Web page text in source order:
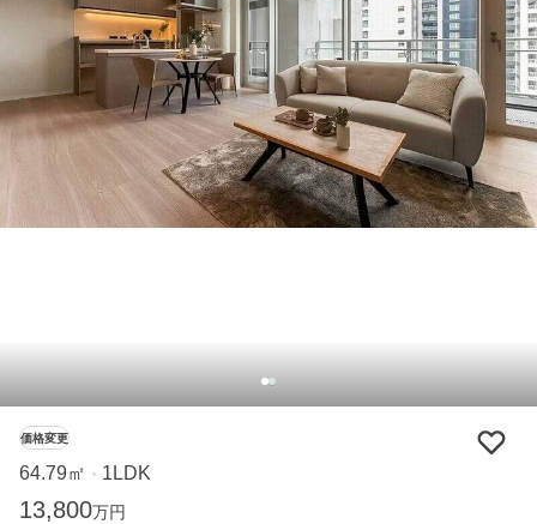
価格変更
64.79㎡ ・ 1LDK
13,800万円